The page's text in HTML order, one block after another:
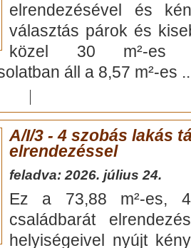
elrendezésével és
választás párok és
közel 30 m²-es
áll a 8,57 m²-es
A/I/3 - 4 szobás lakás
elrendezéssel
feladva: 2026. július 24.
Ez a 73,88 m²-es,
családbarát
helyiségeivel nyújt